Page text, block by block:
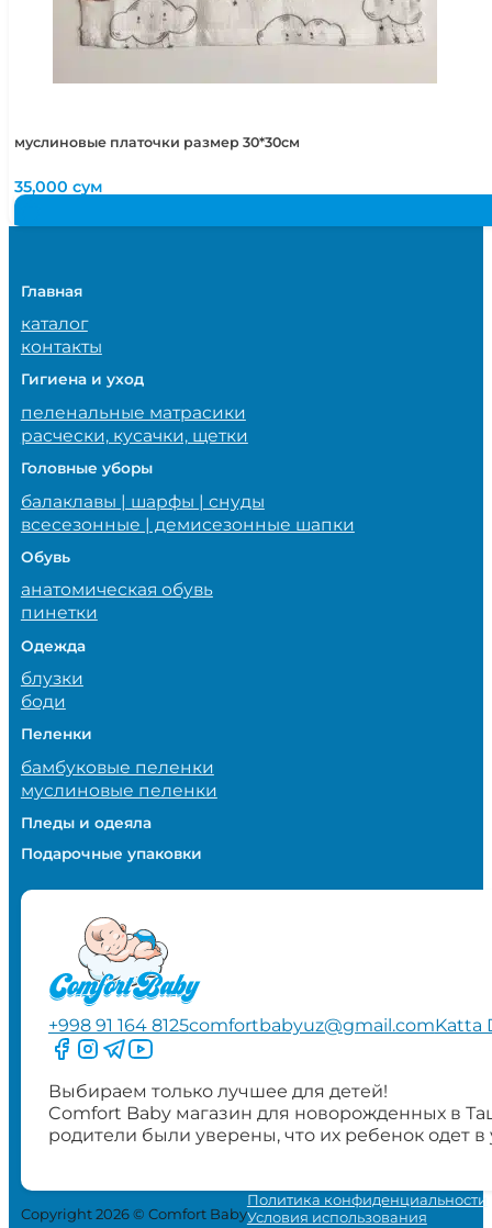
муслиновые платочки размер 30*30см
35,000сум
Главная
каталог
контакты
Гигиена и уход
пеленальные матрасики
расчески, кусачки, щетки
Головные уборы
балаклавы | шарфы | снуды
всесезонные | демисезонные шапки
Обувь
анатомическая обувь
пинетки
Одежда
блузки
боди
Пеленки
бамбуковые пеленки
муслиновые пеленки
Пледы и одеяла
Подарочные упаковки
+998 91 164 8125comfortbabyuz@gmail.comKatta
Следите за нами на Facebook
Следите за нами в Instagram
Следите за нами в Telegram
Следите за нами в YouTube
Выбираем только лучшее для детей!
Comfort Baby магазин для новорожденных в
родители были уверены, что их ребенок одет
Copyright 2026 © Comfort Baby
Политика конфиденциальности
Условия использования